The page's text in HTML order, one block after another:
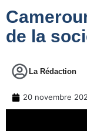
de la
La Rédaction
20 novembre